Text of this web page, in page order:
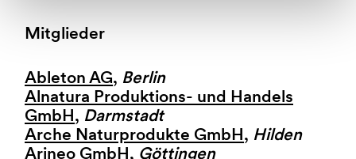
Mitglieder
Ableton AG, Berlin
Alnatura Produktions- und Handels
GmbH, Darmstadt
Arche Naturprodukte GmbH, Hilden
Arineo GmbH, Göttingen